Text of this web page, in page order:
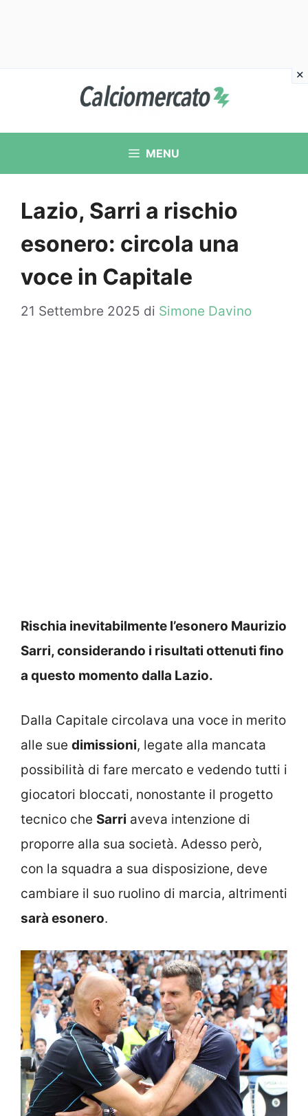
contenuto
MENU
Lazio, Sarri a rischio
esonero: circola una
voce in Capitale
21 Settembre 2025 di Simone Davino
Rischia inevitabilmente l’esonero Maurizio
Sarri, considerando i risultati ottenuti fino
a questo momento dalla Lazio.
Dalla Capitale circolava una voce in merito
alle sue dimissioni, legate alla mancata
possibilità di fare mercato e vedendo tutti i
giocatori bloccati, nonostante il progetto
tecnico che Sarri aveva intenzione di
proporre alla sua società. Adesso però,
con la squadra a sua disposizione, deve
cambiare il suo ruolino di marcia, altrimenti
sarà esonero.